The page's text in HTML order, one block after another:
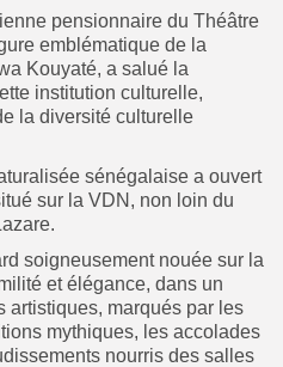
Search
Button
pensionnaire du Théâtre
emblématique de la
Kouyaté, a salué la
institution culturelle,
de la diversité culturelle
sénégalaise a ouvert
sur la VDN, non loin du
soigneusement nouée sur la
et élégance, dans un
artistiques, marqués par les
mythiques, les accolades
nourris des salles